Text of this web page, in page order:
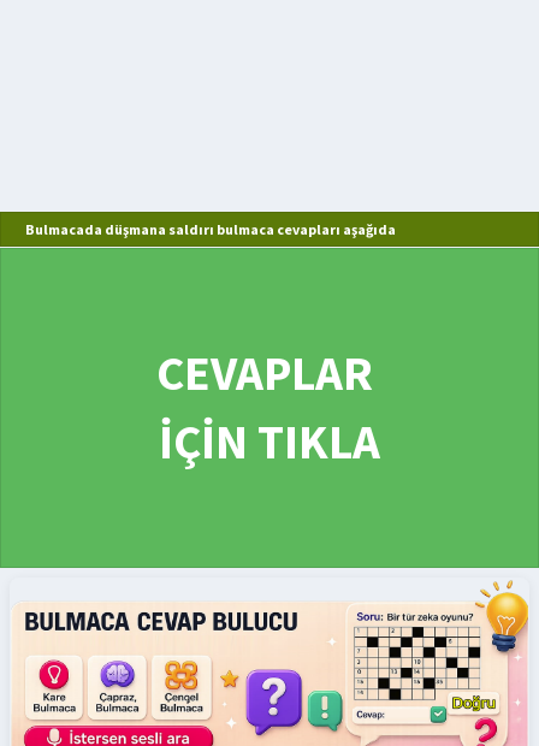
Bulmacada düşmana saldırı bulmaca cevapları aşağıda
CEVAPLAR
İÇİN TIKLA